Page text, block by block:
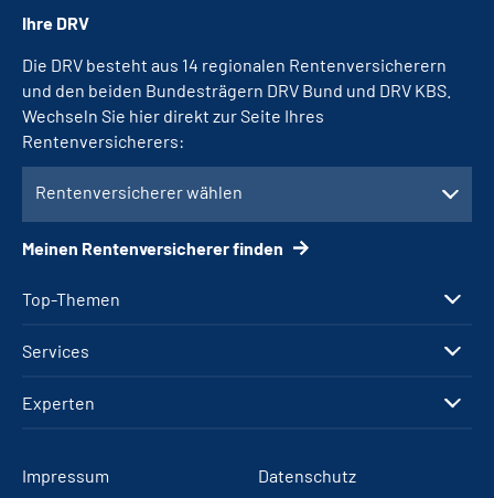
Top-Themen
Services
Experten
Ihre DRV
Die DRV besteht aus 14 regionalen Rentenversicherern
und den beiden Bundesträgern DRV Bund und DRV KBS.
Wechseln Sie hier direkt zur Seite Ihres
Rentenversicherers:
Rentenversicherer wählen
Meinen Rentenversicherer finden
Impressum Datenschutz